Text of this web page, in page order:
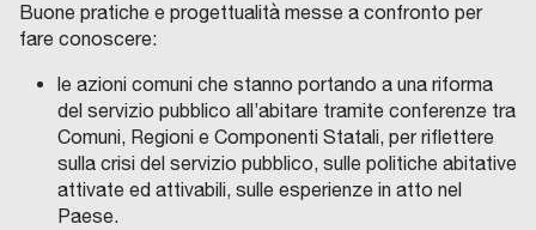
Buone pratiche e progettualità messe a confronto per
fare conoscere:
le azioni comuni che stanno portando a una riforma
del servizio pubblico all’abitare tramite conferenze tra
Comuni, Regioni e Componenti Statali, per riflettere
sulla crisi del servizio pubblico, sulle politiche abitative
attivate ed attivabili, sulle esperienze in atto nel
Paese.